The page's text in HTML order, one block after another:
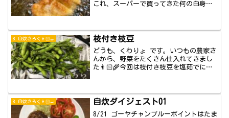
これ、スーパーで買ってきた何の白身魚
8.自炊きろく👩🏻‍🍳 枝付き枝豆
どうも、くわりょ です。いつもの農家さ
んから、野菜をたくさん仕入れてきまし
た👨🏻‍🌾今回は枝付き枝豆を塩茹でにし
8.自炊きろく👩🏻‍🍳 自炊ダイジェスト01
8/21 ゴーヤチャンプルーポイントはたま